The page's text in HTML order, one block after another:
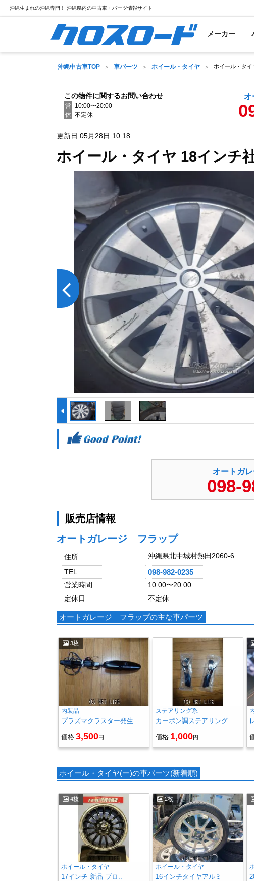
沖縄生まれの沖縄専門！ 沖縄県内の中古車・パーツ情報サイト
メーカー
沖縄中古車TOP 車パーツ ホイール・タイヤ ホイール・タ
この物件に関するお問い合わせ
営 10:00〜20:00
休 不定休
更新日 05月28日 10:18
ホイール・タイヤ 18インチ
オートガ
098-
販売店情報
オートガレージ フラップ
住所 沖縄県北中城村熱田2060-6
TEL
098-982-0235
営業時間
10:00〜20:00
定休日
不定休
オートガレージ フラップの主な車パーツ
3枚
内装品
プラズマクラスター発生..
価格 3,500円
ステアリング系
カーボン調ステアリング..
価格 1,000円
ホイール・タイヤ(ー)の車パーツ(新着順)
4枚
ホイール・タイヤ
17インチ 新品 ブロ..
2枚
ホイール・タイヤ
16インチタイヤアルミ